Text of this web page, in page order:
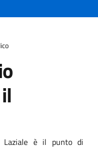
Laziale è il punto di